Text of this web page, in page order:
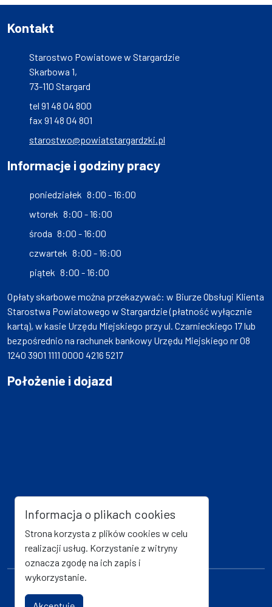
Kontakt
Starostwo Powiatowe w Stargardzie
Skarbowa 1,
73-110 Stargard
tel 91 48 04 800
fax 91 48 04 801
starostwo@powiatstargardzki.pl
Informacje i godziny pracy
poniedziałek 8:00 - 16:00
wtorek 8:00 - 16:00
środa 8:00 - 16:00
czwartek 8:00 - 16:00
piątek 8:00 - 16:00
Opłaty skarbowe można przekazywać: w Biurze Obsługi Klienta
Starostwa Powiatowego w Stargardzie (płatność wyłącznie
kartą), w kasie Urzędu Miejskiego przy ul. Czarnieckiego 17 lub
bezpośrednio na rachunek bankowy Urzędu Miejskiego nr 08
1240 3901 1111 0000 4216 5217
Położenie i dojazd
Informacja o plikach cookies
Strona korzysta z plików cookies w celu
realizacji usług. Korzystanie z witryny
oznacza zgodę na ich zapis i
wykorzystanie.